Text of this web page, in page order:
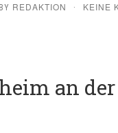
BY REDAKTION · KEINE
an